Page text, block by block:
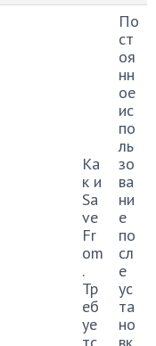
Ка
к и
Sa
ve
Fr
om
.
Тр
еб
уе
По
ст
оя
нн
ое
ис
по
ль
зо
ва
ни
е
по
сл
е
ус
та
но